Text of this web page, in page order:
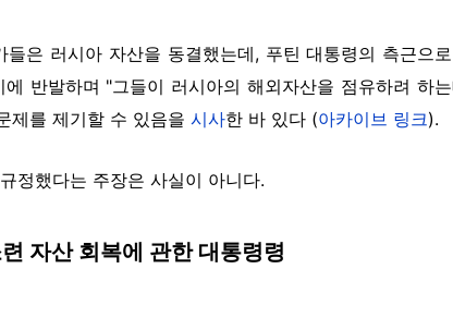
은 러시아 자산을 동결했는데, 푸틴 대통령의 측근으
반발하며 "그들이 러시아의 해외자산을 점유하려 하
제를 제기할 수 있음을 시사한 바 있다 (아카이브 링크).
정했다는 주장은 사실이 아니다.
자산 회복에 관한 대통령령